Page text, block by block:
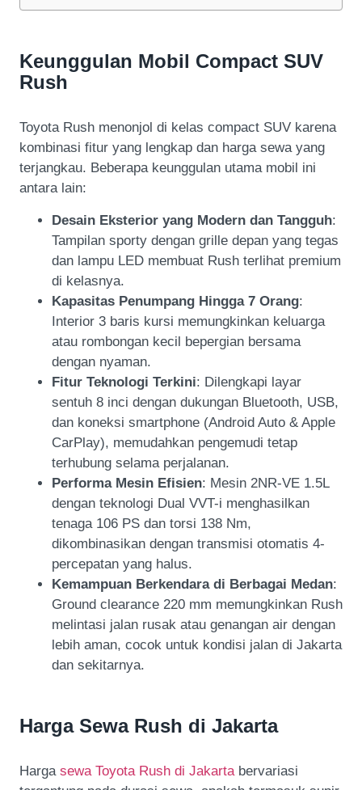
Keunggulan Mobil Compact SUV
Rush
Toyota Rush menonjol di kelas compact SUV karena
kombinasi fitur yang lengkap dan harga sewa yang
terjangkau. Beberapa keunggulan utama mobil ini
antara lain:
Desain Eksterior yang Modern dan Tangguh:
Tampilan sporty dengan grille depan yang tegas
dan lampu LED membuat Rush terlihat premium
di kelasnya.
Kapasitas Penumpang Hingga 7 Orang:
Interior 3 baris kursi memungkinkan keluarga
atau rombongan kecil bepergian bersama
dengan nyaman.
Fitur Teknologi Terkini: Dilengkapi layar
sentuh 8 inci dengan dukungan Bluetooth, USB,
dan koneksi smartphone (Android Auto & Apple
CarPlay), memudahkan pengemudi tetap
terhubung selama perjalanan.
Performa Mesin Efisien: Mesin 2NR-VE 1.5L
dengan teknologi Dual VVT-i menghasilkan
tenaga 106 PS dan torsi 138 Nm,
dikombinasikan dengan transmisi otomatis 4-
percepatan yang halus.
Kemampuan Berkendara di Berbagai Medan:
Ground clearance 220 mm memungkinkan Rush
melintasi jalan rusak atau genangan air dengan
lebih aman, cocok untuk kondisi jalan di Jakarta
dan sekitarnya.
Harga Sewa Rush di Jakarta
Harga sewa Toyota Rush di Jakarta bervariasi